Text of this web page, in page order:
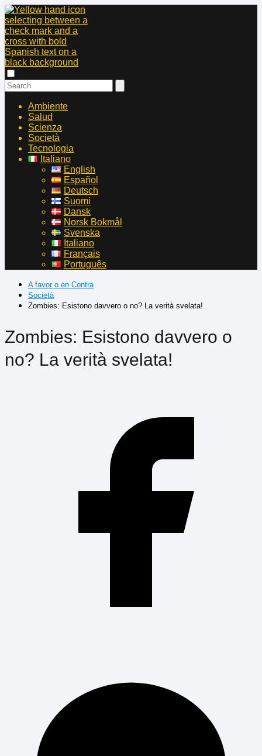
Ambiente
Salud
Scienza
Società
Tecnologia
Italiano
English
Español
Deutsch
Suomi
Dansk
Norsk Bokmål
Svenska
Italiano
Français
Português
A favor o en Contra
Società
Zombies: Esistono davvero o no? La verità svelata!
Zombies: Esistono davvero o
no? La verità svelata!